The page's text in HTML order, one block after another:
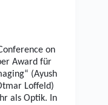
on
Award für
(Ayush
Loffeld)
als Optik. In